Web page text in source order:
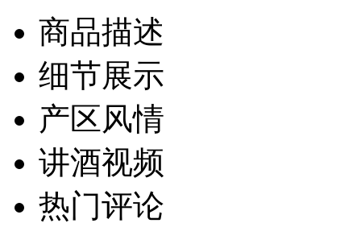
商品描述
细节展示
产区风情
讲酒视频
热门评论